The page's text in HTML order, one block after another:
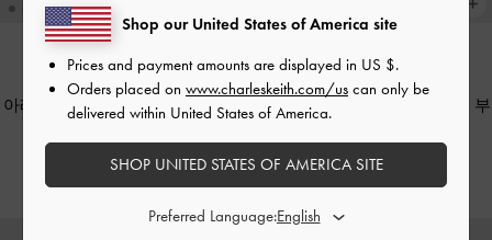
아레사 스웨이드 보우 키튼-힐 카
₩189,900
아레사 레더 보우 키튼-힐 카프 부
₩189,900
Shop our United States of America site
Prices and payment amounts are displayed in US $.
Orders placed on www.charleskeith.com/us can only be
delivered within United States of America.
SHOP UNITED STATES OF AMERICA SITE
Preferred Language: